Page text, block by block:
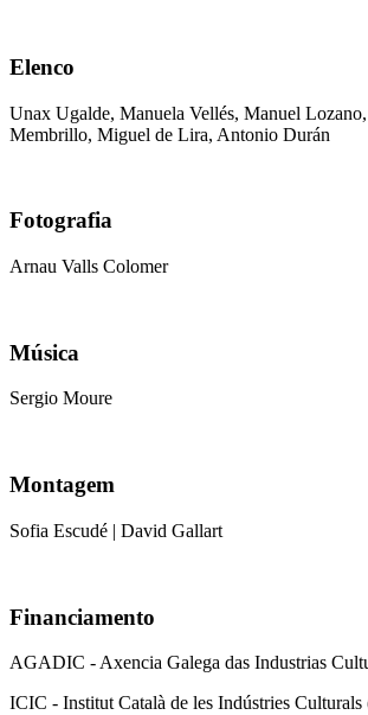
Elenco
Unax Ugalde, Manuela Vellés, Manuel
Membrillo, Miguel de Lira, Antonio Durán
Fotografia
Arnau Valls Colomer
Música
Sergio Moure
Montagem
Sofia Escudé | David Gallart
Financiamento
AGADIC - Axencia Galega das Industrias
ICIC - Institut Català de les Indústries Culturals